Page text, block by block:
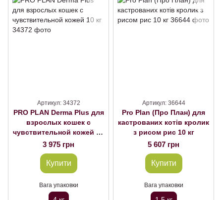
Артикул: 34372
PRO PLAN Derma Plus для
взрослых кошек с
чувствительной кожей 10
кг
3 975 грн
Купити
Вага упаковки
Артикул: 36644
Pro Plan (Про План) для
кастрованих котів кролик
з рисом рис 10 кг
5 607 грн
Купити
Вага упаковки